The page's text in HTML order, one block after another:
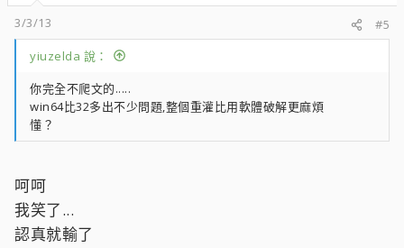
3/3/13
#5
yiuzelda 說：
你完全不爬文的.....
win64比32多出不少問題,整個重灌比用軟體破解更麻煩
懂？
呵呵
我笑了...
認真就輸了